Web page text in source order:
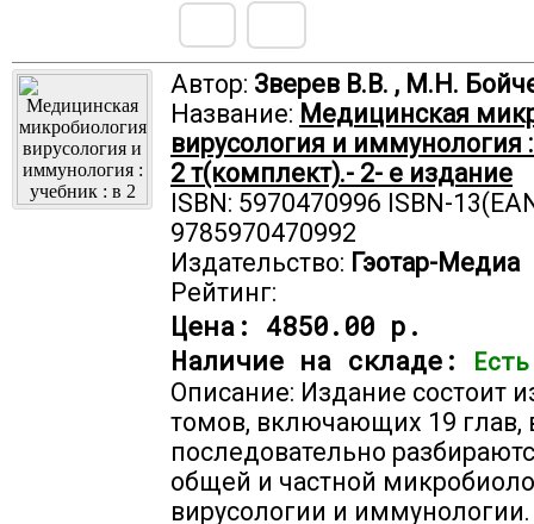
Автор: Зверев В.В. , М.Н.
Название: Медицинская
вирусология и иммунология
2 т(комплект).- 2- е издание
ISBN: 5970470996 ISBN-
9785970470992
Издательство: Гэотар-Медиа
Рейтинг:
Цена: 4850.00 р.
Наличие на складе:
Описание: Издание состоит
томов, включающих 19 глав,
последовательно
общей и частной
вирусологии и иммунологии.